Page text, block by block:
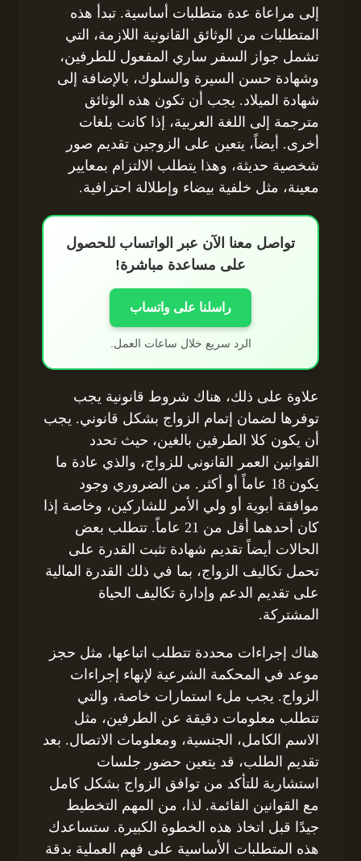
إلى مراعاة عدة متطلبات أساسية. تبدأ هذه
المتطلبات من الوثائق القانونية اللازمة، التي
تشمل جواز السفر ساري المفعول للطرفين،
وشهادة حسن السيرة والسلوك، بالإضافة إلى
شهادة الميلاد. يجب أن تكون هذه الوثائق
مترجمة إلى اللغة العربية، إذا كانت بلغات
أخرى. أيضاً، يتعين على الزوجين تقديم صور
شخصية حديثة، وهذا يتطلب الالتزام بمعايير
معينة، مثل خلفية بيضاء وإطلالة احترافية.
تواصل معنا الآن عبر الواتساب للحصول
على مساعدة مباشرة!
راسلنا على واتساب
الرد سريع خلال ساعات العمل.
علاوة على ذلك، هناك شروط قانونية يجب
توفرها لضمان إتمام الزواج بشكل قانوني. يجب
أن يكون كلا الطرفين بالغين، حيث تحدد
القوانين العمر القانوني للزواج، والذي عادة ما
يكون 18 عاماً أو أكثر. من الضروري وجود
موافقة أبوية أو ولي الأمر للشاركين، وخاصة إذا
كان أحدهما أقل من 21 عاماً. تتطلب بعض
الحالات أيضاً تقديم شهادة تثبت القدرة على
تحمل تكاليف الزواج، بما في ذلك القدرة المالية
على تقديم الدعم وإدارة تكاليف الحياة
المشتركة.
هناك إجراءات محددة تتطلب اتباعها، مثل حجز
موعد في المحكمة الشرعية لإنهاء إجراءات
الزواج. يجب ملء استمارات خاصة، والتي
تتطلب معلومات دقيقة عن الطرفين، مثل
الاسم الكامل، الجنسية، ومعلومات الاتصال. بعد
تقديم الطلب، قد يتعين حضور جلسات
استشارية للتأكد من توافق الزواج بشكل كامل
مع القوانين القائمة. لذا، من المهم التخطيط
جيدًا قبل اتخاذ هذه الخطوة الكبيرة. ستساعدك
هذه المتطلبات الأساسية على فهم العملية بدقة